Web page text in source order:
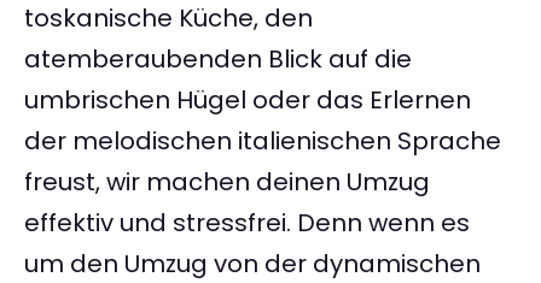
toskanische Küche, den
atemberaubenden Blick auf die
umbrischen Hügel oder das Erlernen
der melodischen italienischen Sprache
freust, wir machen deinen Umzug
effektiv und stressfrei. Denn wenn es
um den Umzug von der dynamischen